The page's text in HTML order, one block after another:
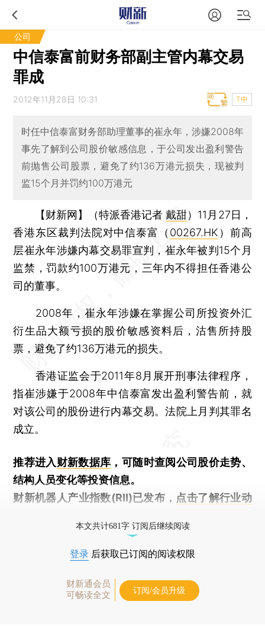
公司
中信泰富前财务部副主管内幕交易
罪成
2012年11月28日 10:31 T中
时任中信泰富财务部助理董事的崔永年，涉嫌2008年
事先了解到公司股价敏感信息，于公司发出盈利警告
前抛售公司股票，避免了约136万港元损失，现被判
监15个月并罚约100万港元
【财新网】（特派香港记者戴甜） 11月27日，
香港东区裁判法院对中信泰富（ 00267.HK ）前高
层崔永年涉嫌内幕交易罪宣判，崔永年被判15个月
监禁，罚款约100万港元，三年内不得担任香港公
司的董事。
2008年，崔永年涉嫌在掌握公司所投资外汇
衍生品大额亏损的股价敏感资料后，沽售所持股
票，避免了约136万港元的损失。
香港证监会于2011年8月展开刑事法律程序，
指崔涉嫌于2008年中信泰富发出盈利警告前，就
对该公司的股份进行内幕交易。法院上月判其罪名
成立。
推荐进入财新数据库 ，可随时查阅公司股价走势、
结构人员变化等投资信息。
财新机器人产业指数(RII)已发布， 点击了解行业动
本文共计681字 订阅后继续阅读
登录 后获取已订阅的阅读权限
财新通会员
可畅读全文
订阅/会员升级